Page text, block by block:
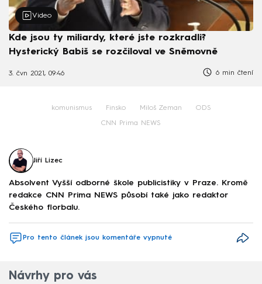
Video
Kde jsou ty miliardy, které jste rozkradli?
Hysterický Babiš se rozčiloval ve Sněmovně
3. čvn 2021, 09:46 6 min čtení
komunismus Finsko Miloš Zeman ODS
CNN Prima NEWS
Jiří Lizec
Absolvent Vyšší odborné škole publicistiky v Praze. Kromě
redakce CNN Prima NEWS působí také jako redaktor
Českého florbalu.
Pro tento článek jsou komentáře vypnuté
Návrhy pro vás